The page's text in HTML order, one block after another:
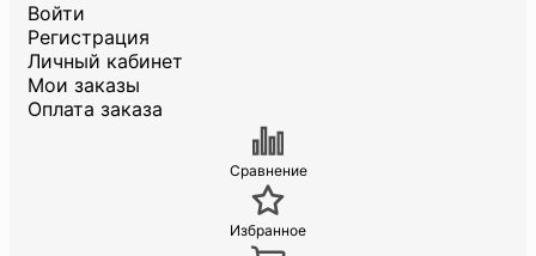
Войти
Регистрация
Личный кабинет
Мои заказы
Оплата заказа
Сравнение
Избранное